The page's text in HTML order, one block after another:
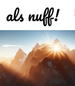
als nuff!